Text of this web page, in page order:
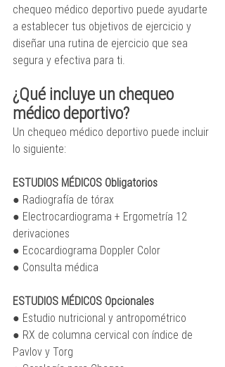
chequeo médico deportivo puede ayudarte
a establecer tus objetivos de ejercicio y
diseñar una rutina de ejercicio que sea
segura y efectiva para ti.
¿Qué incluye un chequeo
médico deportivo?
Un chequeo médico deportivo puede incluir
lo siguiente:
ESTUDIOS MÉDICOS Obligatorios
● Radiografía de tórax
● Electrocardiograma + Ergometría 12
derivaciones
● Ecocardiograma Doppler Color
● Consulta médica
ESTUDIOS MÉDICOS Opcionales
● Estudio nutricional y antropométrico
● RX de columna cervical con índice de
Pavlov y Torg